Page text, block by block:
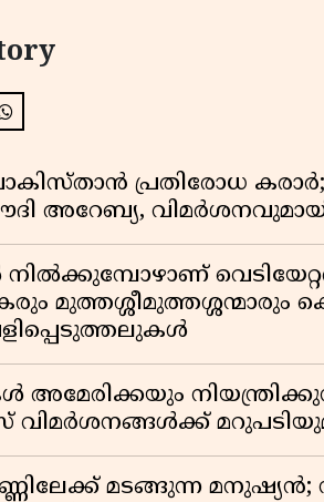
പ്രതിരോധ
അറേബ്യ,
നിൽക്കുമ്പോഴാണ്
മുത്തശ്ശീമുത്തശ്ശന്മാരും
അമേരിക്കയും
മടങ്ങുന്ന മനുഷ്യൻ;